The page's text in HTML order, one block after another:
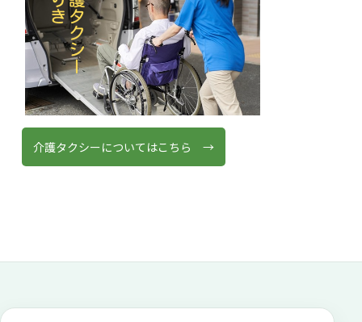
介護タクシーについてはこちら →